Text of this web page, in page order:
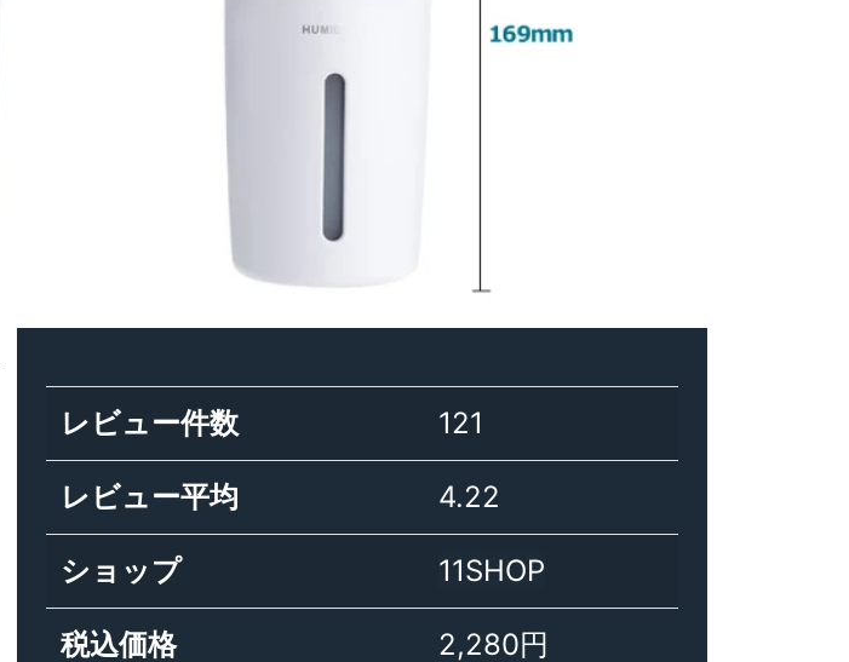
レビュー件数 121
レビュー平均 4.22
ショップ 11SHOP
税込価格 2,280円